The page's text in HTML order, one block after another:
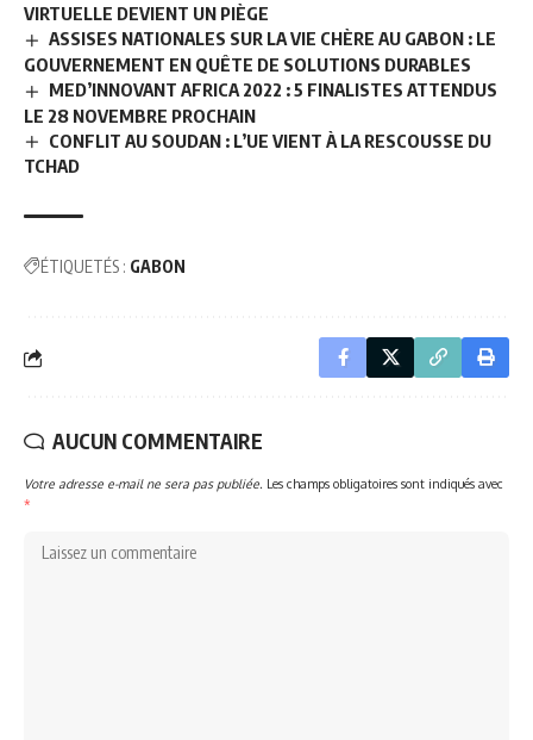
VIRTUELLE DEVIENT UN PIÈGE
ASSISES NATIONALES SUR LA VIE CHÈRE AU GABON : LE
GOUVERNEMENT EN QUÊTE DE SOLUTIONS DURABLES
MED’INNOVANT AFRICA 2022 : 5 FINALISTES ATTENDUS
LE 28 NOVEMBRE PROCHAIN
CONFLIT AU SOUDAN : L’UE VIENT À LA RESCOUSSE DU
TCHAD
ÉTIQUETÉS : GABON
AUCUN COMMENTAIRE
Votre adresse e-mail ne sera pas publiée. Les champs obligatoires sont indiqués avec
*